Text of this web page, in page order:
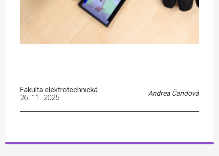
Fakulta elektrotechnická Andrea Čandová
26. 11. 2025